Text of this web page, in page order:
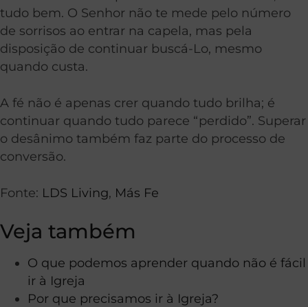
tudo bem. O Senhor não te mede pelo número
de sorrisos ao entrar na capela, mas pela
disposição de continuar buscá-Lo, mesmo
quando custa.
A fé não é apenas crer quando tudo brilha; é
continuar quando tudo parece “perdido”. Superar
o desânimo também faz parte do processo de
conversão.
Fonte: LDS Living, Más Fe
Veja também
O que podemos aprender quando não é fácil
ir à Igreja
Por que precisamos ir à Igreja?